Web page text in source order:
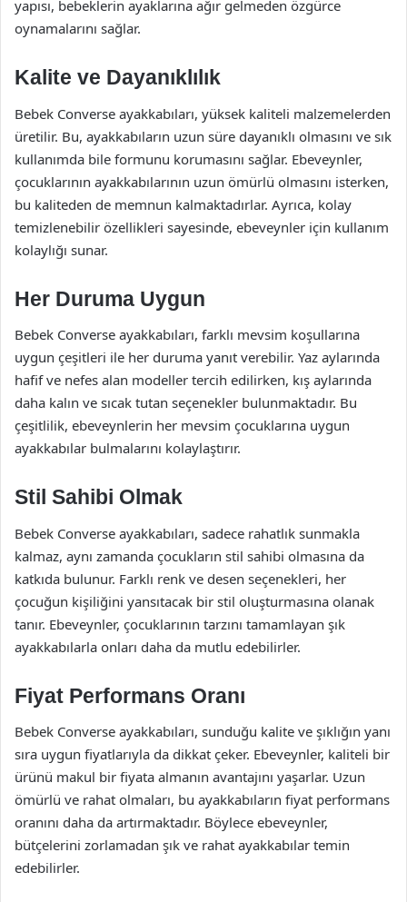
yapısı, bebeklerin ayaklarına ağır gelmeden özgürce
oynamalarını sağlar.
Kalite ve Dayanıklılık
Bebek Converse ayakkabıları, yüksek kaliteli malzemelerden
üretilir. Bu, ayakkabıların uzun süre dayanıklı olmasını ve sık
kullanımda bile formunu korumasını sağlar. Ebeveynler,
çocuklarının ayakkabılarının uzun ömürlü olmasını isterken,
bu kaliteden de memnun kalmaktadırlar. Ayrıca, kolay
temizlenebilir özellikleri sayesinde, ebeveynler için kullanım
kolaylığı sunar.
Her Duruma Uygun
Bebek Converse ayakkabıları, farklı mevsim koşullarına
uygun çeşitleri ile her duruma yanıt verebilir. Yaz aylarında
hafif ve nefes alan modeller tercih edilirken, kış aylarında
daha kalın ve sıcak tutan seçenekler bulunmaktadır. Bu
çeşitlilik, ebeveynlerin her mevsim çocuklarına uygun
ayakkabılar bulmalarını kolaylaştırır.
Stil Sahibi Olmak
Bebek Converse ayakkabıları, sadece rahatlık sunmakla
kalmaz, aynı zamanda çocukların stil sahibi olmasına da
katkıda bulunur. Farklı renk ve desen seçenekleri, her
çocuğun kişiliğini yansıtacak bir stil oluşturmasına olanak
tanır. Ebeveynler, çocuklarının tarzını tamamlayan şık
ayakkabılarla onları daha da mutlu edebilirler.
Fiyat Performans Oranı
Bebek Converse ayakkabıları, sunduğu kalite ve şıklığın yanı
sıra uygun fiyatlarıyla da dikkat çeker. Ebeveynler, kaliteli bir
ürünü makul bir fiyata almanın avantajını yaşarlar. Uzun
ömürlü ve rahat olmaları, bu ayakkabıların fiyat performans
oranını daha da artırmaktadır. Böylece ebeveynler,
bütçelerini zorlamadan şık ve rahat ayakkabılar temin
edebilirler.